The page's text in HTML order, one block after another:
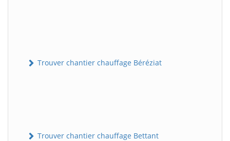
Trouver chantier chauffage Béréziat
Trouver chantier chauffage Bettant